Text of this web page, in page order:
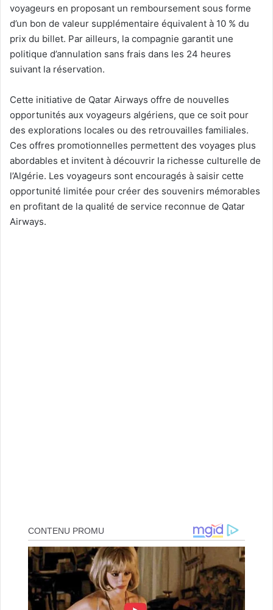
voyageurs en proposant un remboursement sous forme
d’un bon de valeur supplémentaire équivalent à 10 % du
prix du billet. Par ailleurs, la compagnie garantit une
politique d’annulation sans frais dans les 24 heures
suivant la réservation.
Cette initiative de Qatar Airways offre de nouvelles
opportunités aux voyageurs algériens, que ce soit pour
des explorations locales ou des retrouvailles familiales.
Ces offres promotionnelles permettent des voyages plus
abordables et invitent à découvrir la richesse culturelle de
l’Algérie. Les voyageurs sont encouragés à saisir cette
opportunité limitée pour créer des souvenirs mémorables
en profitant de la qualité de service reconnue de Qatar
Airways.